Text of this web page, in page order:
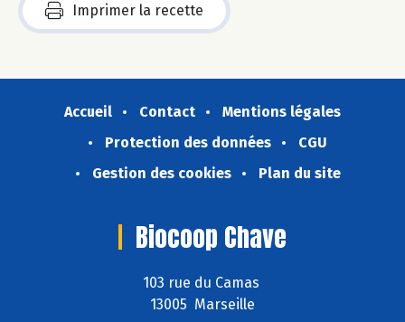
Imprimer la recette
Accueil Contact
Mentions légales
Protection des données
CGU
Gestion des cookies
Plan du site
Biocoop Chave
103 rue du Camas
13005 Marseille